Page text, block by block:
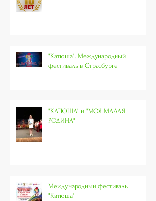
"Катюша". Международный
фестиваль в Страсбурге
"КАТЮША" и "МОЯ МАЛАЯ
РОДИНА"
Международный фестиваль
"Катюша"